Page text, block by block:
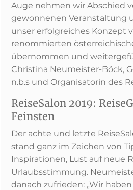
Auge nehmen wir Abschied
gewonnenen Veranstaltung
unser erfolgreiches Konzept
renommierten
übernommen und
Christina Neumeister-Böck,
n.b.s und Organisatorin des
ReiseSalon 2019:
Feinsten
Der achte und letzte
stand ganz im Zeichen von
Inspirationen, Lust auf neue
Urlaubsstimmung.
danach zufrieden: „Wir